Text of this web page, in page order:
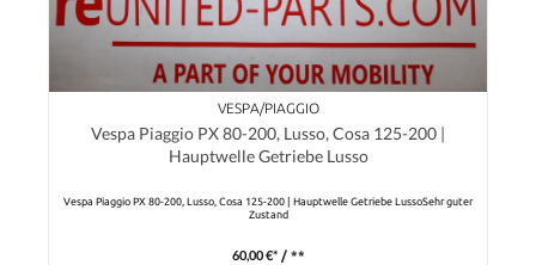
VESPA/PIAGGIO
Vespa Piaggio PX 80-200, Lusso, Cosa 125-200 |
Hauptwelle Getriebe Lusso
Vespa Piaggio PX 80-200, Lusso, Cosa 125-200 | Hauptwelle Getriebe LussoSehr guter
Zustand
60,00 €* / **